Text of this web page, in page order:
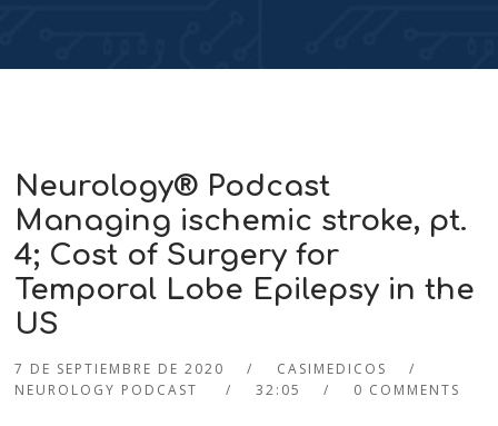
Neurology® Podcast
Managing ischemic stroke, pt.
4; Cost of Surgery for
Temporal Lobe Epilepsy in the
US
7 DE SEPTIEMBRE DE 2020
CASIMEDICOS
NEUROLOGY PODCAST
32:05 0 COMMENTS